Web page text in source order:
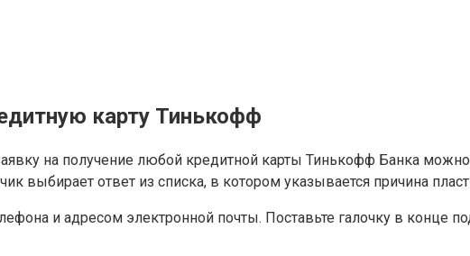
карту Тинькофф
на получение любой кредитной карты Тинькофф Банка
выбирает ответ из списка, в котором указывается причина
и адресом электронной почты. Поставьте галочку в конце